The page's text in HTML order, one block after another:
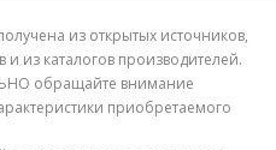
из открытых источников,
из каталогов производителей.
обращайте внимание
приобретаемого